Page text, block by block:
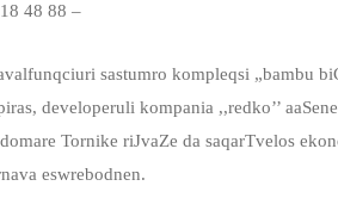
48 88 –
sastumro kompleqsi „bambu
developeruli kompania ,,redko’’
Tornike riJvaZe da saqarTvelos
eswrebodnen.